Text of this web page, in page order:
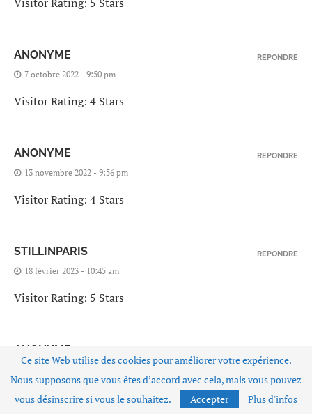
Visitor Rating: 5 Stars
ANONYME
7 octobre 2022 - 9:50 pm
Visitor Rating: 4 Stars
REPONDRE
ANONYME
13 novembre 2022 - 9:56 pm
Visitor Rating: 4 Stars
REPONDRE
STILLINPARIS
18 février 2023 - 10:45 am
Visitor Rating: 5 Stars
REPONDRE
ANONYME
Visitor Rating: 5 Stars
Ce site Web utilise des cookies pour améliorer votre expérience.
Nous supposons que vous êtes d’accord avec cela, mais vous pouvez
vous désinscrire si vous le souhaitez.
Accepter Plus d'infos